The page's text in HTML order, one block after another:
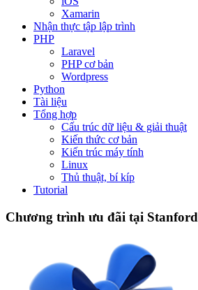
Xamarin
Nhận thực tập lập trình
PHP
Laravel
PHP cơ bản
Wordpress
Python
Tài liệu
Tổng hợp
Cấu trúc dữ liệu & giải thuật
Kiến thức cơ bản
Kiến trúc máy tính
Linux
Thủ thuật, bí kíp
Tutorial
Chương trình ưu đãi tại Stanford